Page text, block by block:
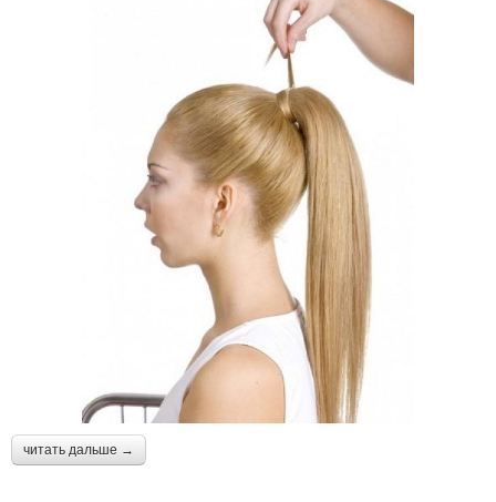
читать дальше →